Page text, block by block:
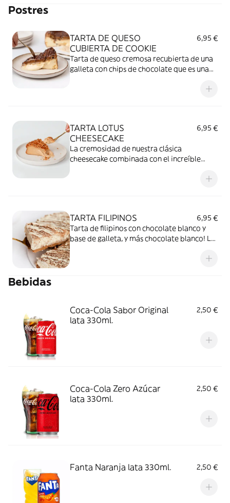
Postres
TARTA DE QUESO
CUBIERTA DE COOKIE
6,95 €
Tarta de queso cremosa recubierta de una
galleta con chips de chocolate que es una
TARTA LOTUS
CHEESECAKE
6,95 €
La cremosidad de nuestra clásica
cheesecake combinada con el increíble
TARTA FILIPINOS
6,95 €
Tarta de filipinos con chocolate blanco y
base de galleta, y más chocolate blanco! Lo
Bebidas
Coca-Cola Sabor Original
lata 330ml.
2,50 €
Coca-Cola Zero Azúcar
lata 330ml.
2,50 €
Fanta Naranja lata 330ml. 2,50 €